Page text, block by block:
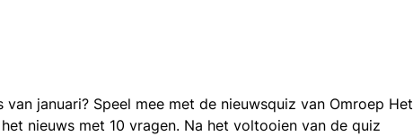
januari? Speel mee met de nieuwsquiz van Omroep Het
nieuws met 10 vragen. Na het voltooien van de quiz